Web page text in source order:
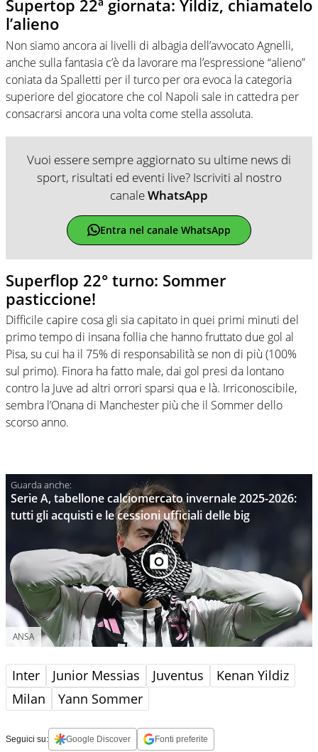
Supertop 22ª giornata: Yildiz, chiamatelo
l’alieno
Non siamo ancora ai livelli di albagia dell’avvocato Agnelli,
anche sulla fantasia c’è da lavorare ma l’espressione “alieno”
coniata da Spalletti per il turco per ora evoca la categoria
superiore del giocatore che col Napoli sale in cattedra per
consacrarsi ancora una volta come stella assoluta.
Vuoi essere sempre aggiornato su ultime news di
sport, risultati ed eventi live? Iscriviti al nostro
canaleWhatsApp
Entra nel canale WhatsApp
Superflop 22° turno: Sommer
pasticcione!
Difficile capire cosa gli sia capitato in quei primi minuti del
primo tempo di insana follia che hanno fruttato due gol al
Pisa, su cui ha il 75% di responsabilità se non di più (100%
sul primo). Finora ha fatto male, dai gol presi da lontano
contro la Juve ad altri orrori sparsi qua e là. Irriconoscibile,
sembra l’Onana di Manchester più che il Sommer dello
scorso anno.
Serie A, tabellone calciomercato invernale 2025-2026:
tutti gli acquisti e le cessioni ufficiali delle big
ANSA
Inter Junior Messias Juventus
Kenan Yildiz
Milan
Yann Sommer
Seguici su: Google Discover Fonti preferite